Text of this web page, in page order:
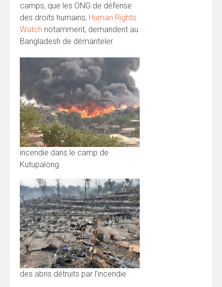
camps, que les ONG de défense
des droits humains, Human Rights
Watch notamment, demandent au
Bangladesh de démanteler.
incendie dans le camp de
Kutupalong
des abris détruits par l’incendie